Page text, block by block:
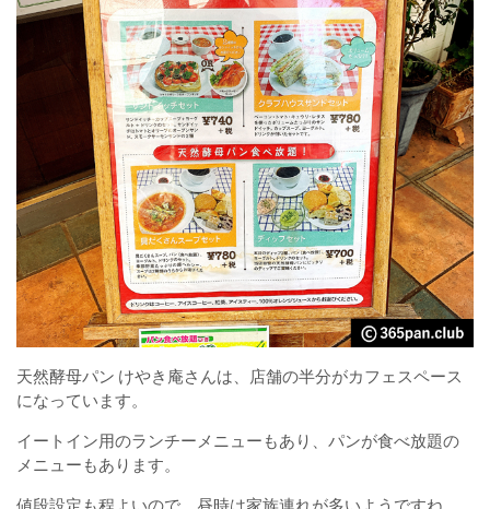
天然酵母パン けやき庵さんは、店舗の半分がカフェスペース
になっています。
イートイン用のランチーメニューもあり、パンが食べ放題の
メニューもあります。
値段設定も程よいので、昼時は家族連れが多いようですね。